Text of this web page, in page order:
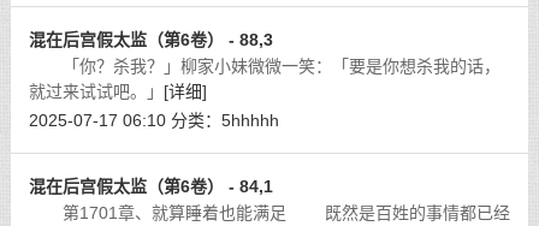
混在后宫假太监（第6卷） - 88,3
「你？杀我？」柳家小妹微微一笑：「要是你想杀我的话，
就过来试试吧。」 [详细]
2025-07-17 06:10 分类： 5hhhhh
混在后宫假太监（第6卷） - 84,1
第1701章、就算睡着也能满足 既然是百姓的事情都已经